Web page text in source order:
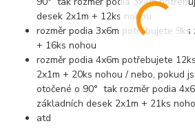
desek 2x1m + 12ks nohou
rozměr podia 3x6m potřebujete 9ks
+ 16ks nohou
rozměr podia 4x6m potřebujete
2x1m + 20ks nohou / nebo, pokud
otočené o 90° tak rozměr podia
základních desek 2x1m + 21ks
atd